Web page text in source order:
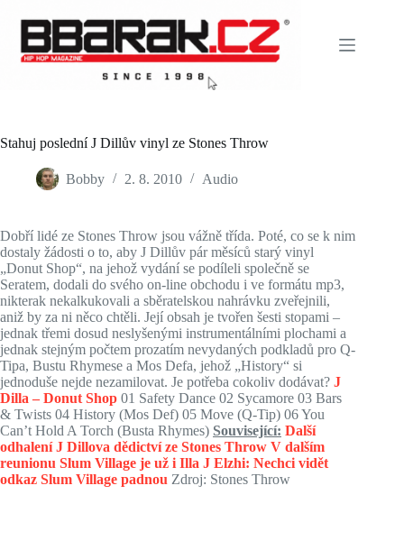
content
Stahuj poslední J Dillův vinyl ze Stones Throw
Bobby 2. 8. 2010 Audio
Dobří lidé ze Stones Throw jsou vážně třída. Poté, co se k nim
dostaly žádosti o to, aby J Dillův pár měsíců starý vinyl
„Donut Shop“, na jehož vydání se podíleli společně se
Seratem, dodali do svého on-line obchodu i ve formátu mp3,
nikterak nekalkukovali a sběratelskou nahrávku zveřejnili,
aniž by za ni něco chtěli. Její obsah je tvořen šesti stopami –
jednak třemi dosud neslyšenými instrumentálními plochami a
jednak stejným počtem prozatím nevydaných podkladů pro Q-
Tipa, Bustu Rhymese a Mos Defa, jehož „History“ si
jednoduše nejde nezamilovat. Je potřeba cokoliv dodávat? J
Dilla – Donut Shop 01 Safety Dance 02 Sycamore 03 Bars
& Twists 04 History (Mos Def) 05 Move (Q-Tip) 06 You
Can’t Hold A Torch (Busta Rhymes) Související: Další
odhalení J Dillova dědictví ze Stones Throw V dalším
reunionu Slum Village je už i Illa J Elzhi: Nechci vidět
odkaz Slum Village padnou Zdroj: Stones Throw